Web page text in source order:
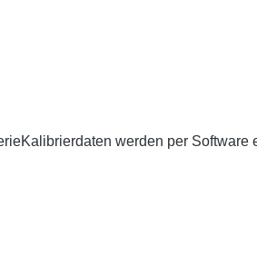
werden per